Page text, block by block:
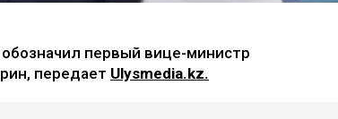
первый вице-министр
передает Ulysmedia.kz.